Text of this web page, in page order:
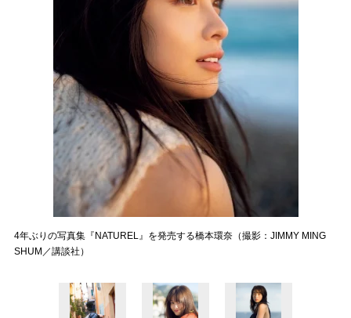
4年ぶりの写真集『NATUREL』を発売する橋本環奈（撮影：JIMMY MING
SHUM／講談社）